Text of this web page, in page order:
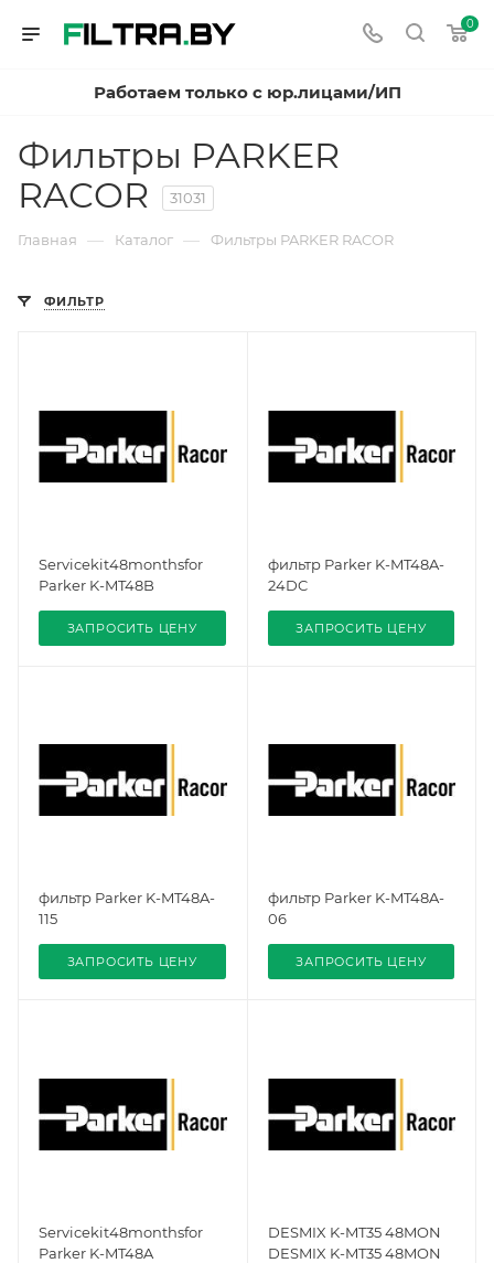
0
Работаем только с юр.лицами/ИП
Фильтры PARKER
RACOR
31031
Главная — Каталог — Фильтры PARKER RACOR
ФИЛЬТР
Servicekit48monthsfor
Parker K-MT48B
ЗАПРОСИТЬ ЦЕНУ
фильтр Parker K-MT48A-
24DC
ЗАПРОСИТЬ ЦЕНУ
фильтр Parker K-MT48A-
115
ЗАПРОСИТЬ ЦЕНУ
фильтр Parker K-MT48A-
06
ЗАПРОСИТЬ ЦЕНУ
Servicekit48monthsfor
Parker K-MT48A
DESMIX K-MT35 48MON
DESMIX K-MT35 48MON